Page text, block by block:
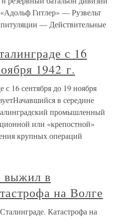
Гитлер» — Рузвельт
— Действительные
с 16
1942 г.
16 сентября до 19 ноября
в середине
промышленный
или «крепостной»
крупных операций
выжил в
на Волге
Катастрофа на